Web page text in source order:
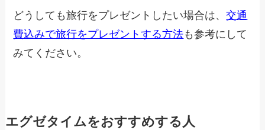
どうしても旅行をプレゼントしたい場合は、交通
費込みで旅行をプレゼントする方法も参考にして
みてください。
エグゼタイムをおすすめする人